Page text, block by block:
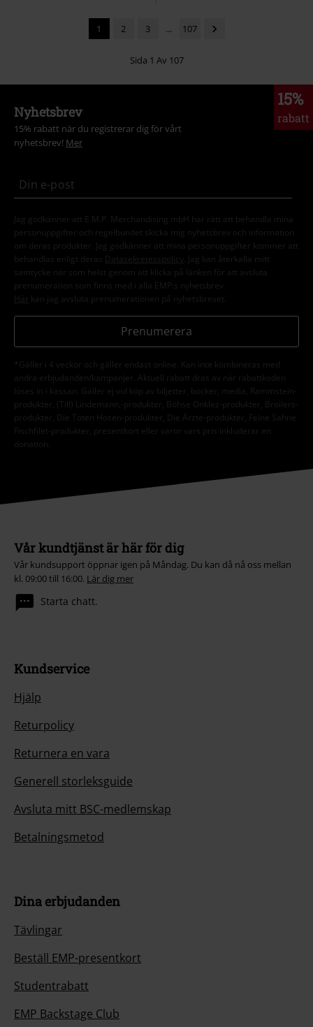
1 2 3 ... 107
Sida 1 Av 107
15%
rabatt
Nyhetsbrev
15% rabatt när du registrerar dig för vårt
nyhetsbrev! Mer
Jag godkänner att E.M.P. Merchandising mbH har rätt att behandla mina
personuppgifter och regelbundet skicka mig nyhetsbrev och information
om deras produkter. Jag godkänner att mina personuppgifter kommer att
behandlas enligt deras
Datasekretesspolicy
. Jag kan återkalla mitt
samtycke när som helst genom att klicka på länken för att avsluta
prenumeration som finns med i alla EMP:s nyhetsbrev.
Här kan jag avsluta prenumerationen på nyhetsbrevet.
Prenumerera
*Gäller i 4 veckor och gäller endast online. Kan inte kombineras med
andra erbjudanden/kampanjer. Aktuell rabatt dras av när rabattkoden
löses in i kassan. Gäller ej vid köp av biljetter, böcker, media, Rammstein-
produkter, (Till) Lindemann,-produkter, Böhse Onklez-produkter, Broilers-
produkter, Die Toten Hosen-produkter, Die Ärzte-produkter, Feine Sahne
Fischfilet-produkter, presentkort eller varor vars pris inkluderar en
donation.
Vår kundtjänst är här för dig
Vår kundsupport öppnar igen på Måndag. Du kan då nå oss mellan
kl. 09:00 till 16:00. Lär dig mer
Starta chatt.
Kundservice
Hjälp
Returpolicy
Returnera en vara
Generell storleksguide
Avsluta mitt BSC-medlemskap
Betalningsmetod
Dina erbjudanden
Tävlingar
Beställ EMP-presentkort
Studentrabatt
EMP Backstage Club